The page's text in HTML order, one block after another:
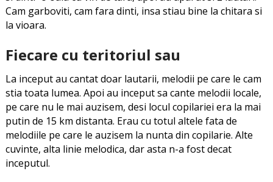
Cam garboviti, cam fara dinti, insa stiau bine la chitara si
la vioara.
Fiecare cu teritoriul sau
La inceput au cantat doar lautarii, melodii pe care le cam
stia toata lumea. Apoi au inceput sa cante melodii locale,
pe care nu le mai auzisem, desi locul copilariei era la mai
putin de 15 km distanta. Erau cu totul altele fata de
melodiile pe care le auzisem la nunta din copilarie. Alte
cuvinte, alta linie melodica, dar asta n-a fost decat
inceputul.